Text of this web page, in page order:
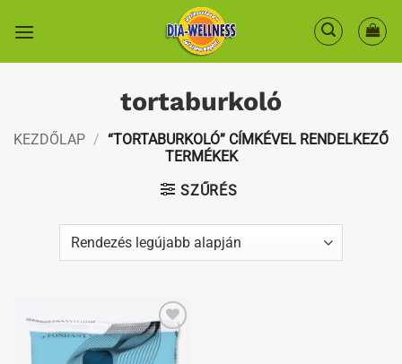
tortaburkoló
KEZDŐLAP / “TORTABURKOLÓ” CÍMKÉVEL RENDELKEZŐ
TERMÉKEK
SZŰRÉS
Kedvenceimhez